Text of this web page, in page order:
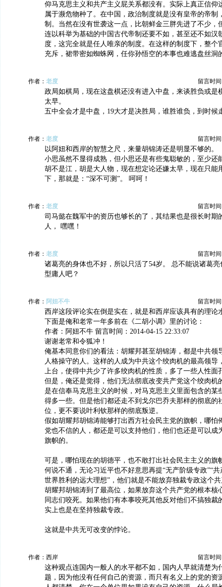
仰马克思主义和共产主义屁关系都没有。实际上真正信仰
属于濒危物种了。在中国，政治制度就是没有皇帝的帝制
制。当然在没有世袭这一点，比朝鲜金三胖先进了不少，
连以科举为基础的中国古代帝制还要不如，甚至还不如汉
度，这完全就是任人唯亲的制度。在这样的制度下，整个
充斥，裙带密如蜘蛛网，任你孙悟空的本事也难逃盘丝洞
作者： 老度 留言时间
政局如棋局，现在这盘棋还没有进入中盘，来谈胜负或是
太早。
五中全会才是中盘，19大才是决胜局，谁胜谁负，到时候
作者： 老度 留言时间
以阿妞和西岸的智慧之尺，来量胡锦涛还是明显不够的。
小思虽然不显得成熟，但小思还是有些鬼聪敏的，至少还
胡不是江，胡是大人物，现在想定论还嫌太早，现在只能
下，那就是：“深不可测”。 呵呵！
作者： 老度 留言时间
司马懿在魏军中的资历也够长的了，其结果也是很长时期
人， 嘿嘿！
作者： 老度 留言时间
诸葛亮的身体也不好，所以只活了54岁。 总不能说诸葛
型庸人吧？
作者： 阿妞不牛 留言时间
西岸这段评论实在倒是实在，就是和西岸应该具有的理论
下面是俺和老常一年多前在《二胡小调》里的讨论：
作者：阿妞不牛 留言时间：2014-04-15 22:33:07
谢谢老常和令狐冲！
俺基本同意你们的看法：胡耀邦甚至胡锦涛，都是中共领
人格操守的人。这样的人成为中共这个绞肉机的最高领导
上台，使得中共少了许多绞肉机的性质，多了一些人性面
但是，俺还是觉得，他们无法彻底改变共产党这个绞肉机
是在信奉马克思主义的时候，对马克思主义里面包含的某
得多一些。但是他们都还走不到戈尔巴乔夫那样的彻底的
位，更不要说叶利钦那样的彻底叛逆。
假如胡耀邦胡锦涛能够打出西方社会民主党的旗帜，哪怕
党也不信的人，都还是可以支持他们，他们也还是可以成
旗帜的。
可是，哪怕现在的胡德平，也不敢打出社会民主主义的旗
何说不通，无论习近平也不好意思再提“无产阶级专政”“
世界胜利的远大理想”，他们就是不能放弃独裁专政这个
胡耀邦胡锦涛到了最高位，如果放弃这个共产党的根本核
同志们咬死。如果他们有本事咬死其他反对他们不搞独裁
实上也是在坚持独裁专政。
这就是中共无可改变的悖论。
作者：西岸 留言时间
这种观点连国内一般人的水平都不如，国内人早就清楚为
题，因为他没有任何自己的资源，而只有名义上的党的资